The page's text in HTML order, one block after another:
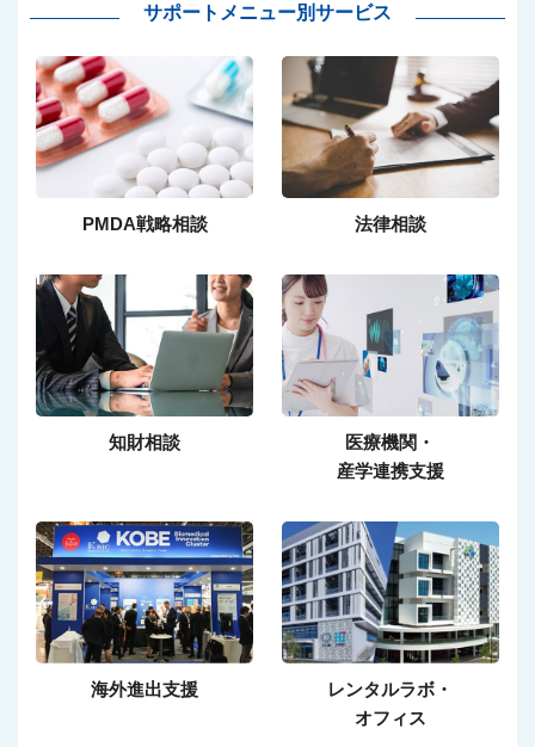
サポートメニュー別サービス
PMDA戦略相談 法律相談
知財相談
医療機関・
産学連携支援
海外進出支援
レンタルラボ・
オフィス